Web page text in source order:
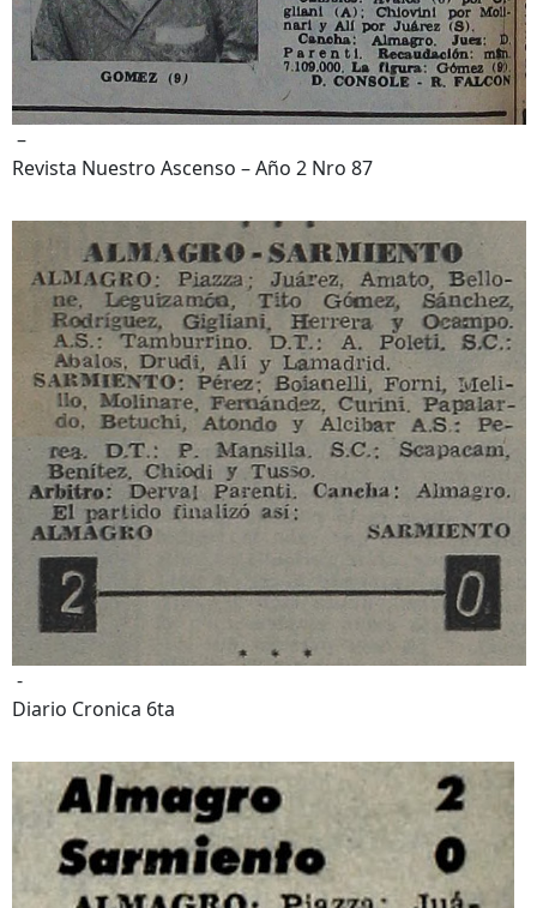
–
Revista Nuestro Ascenso – Año 2 Nro 87
-
Diario Cronica 6ta